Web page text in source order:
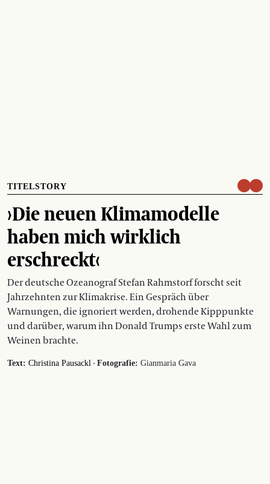
TITELSTORY
›Die neuen Klimamodelle
haben mich wirklich
erschreckt‹
Der deutsche Ozeanograf Stefan Rahmstorf forscht seit
Jahrzehnten zur Klimakrise. Ein Gespräch über
Warnungen, die ignoriert werden, drohende Kipppunkte
und darüber, warum ihn Donald Trumps erste Wahl zum
Weinen brachte.
Text: Christina Pausackl · Fotografie: Gianmaria Gava